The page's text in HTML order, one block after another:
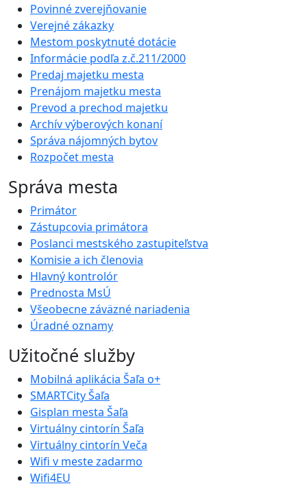
Povinné zverejňovanie
Verejné zákazky
Mestom poskytnuté dotácie
Informácie podľa z.č.211/2000
Predaj majetku mesta
Prenájom majetku mesta
Prevod a prechod majetku
Archív výberových konaní
Správa nájomných bytov
Rozpočet mesta
Správa mesta
Primátor
Zástupcovia primátora
Poslanci mestského zastupiteľstva
Komisie a ich členovia
Hlavný kontrolór
Prednosta MsÚ
Všeobecne záväzné nariadenia
Úradné oznamy
Užitočné služby
Mobilná aplikácia Šaľa o+
SMARTCity Šaľa
Gisplan mesta Šaľa
Virtuálny cintorín Šaľa
Virtuálny cintorín Veča
Wifi v meste zadarmo
Wifi4EU